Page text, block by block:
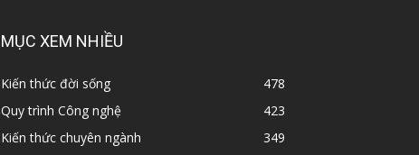
MỤC XEM NHIỀU
Kiến thức đời sống
478
Quy trình Công nghệ
423
Kiến thức chuyên ngành
349